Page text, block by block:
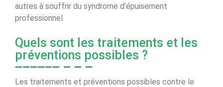
autres à souffrir du syndrome d’épuisement
professionnel.
Quels sont les traitements et les
préventions possibles ?
Les traitements et préventions possibles contre le